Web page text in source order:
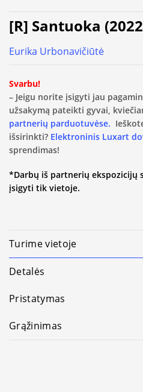
[R] Santuoka
Eurika Urbonavičiūtė
Svarbu!
– Jeigu norite įsigyti jau
užsakymą pateikti gyvai,
partnerių parduotuvėse.
išsirinkti? Elektroninis Luxart
sprendimas!
*Darbų iš partnerių ekspozicijų
įsigyti tik vietoje.
Turime vietoje
Detalės
Pristatymas
Grąžinimas